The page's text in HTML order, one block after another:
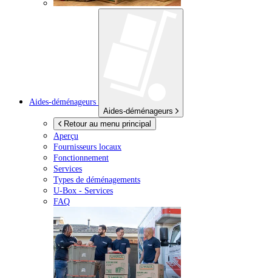
Aides-déménageurs
Aides-déménageurs
Retour au menu principal
Aperçu
Fournisseurs locaux
Fonctionnement
Services
Types de déménagements
U-Box - Services
FAQ